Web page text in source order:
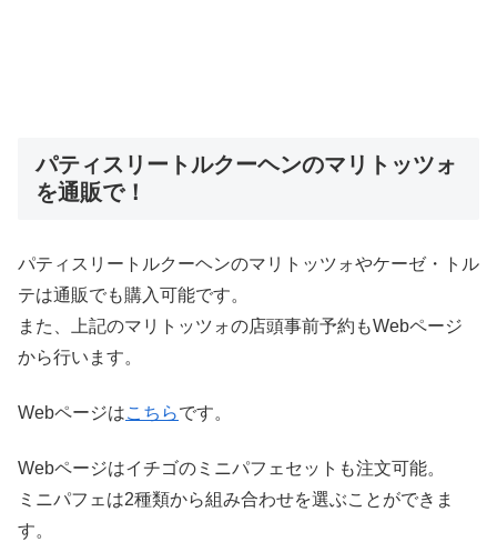
パティスリートルクーヘンのマリトッツォ
を通販で！
パティスリートルクーヘンのマリトッツォやケーゼ・トル
テは通販でも購入可能です。
また、上記のマリトッツォの店頭事前予約もWebページ
から行います。
Webページはこちらです。
Webページはイチゴのミニパフェセットも注文可能。
ミニパフェは2種類から組み合わせを選ぶことができま
す。